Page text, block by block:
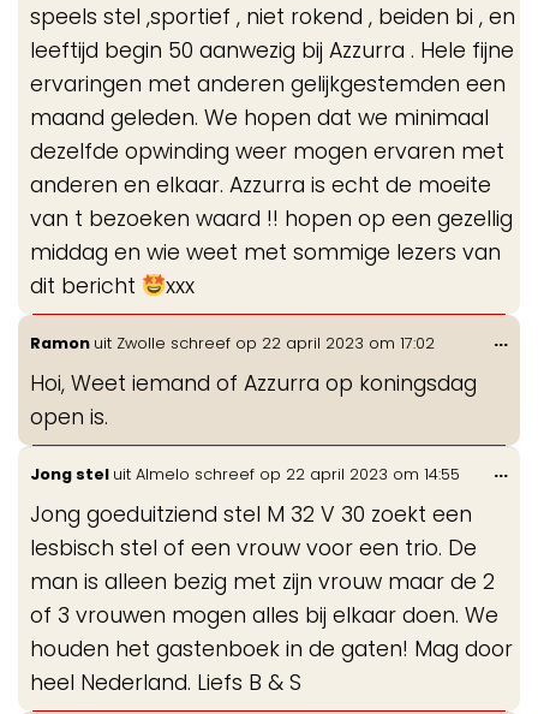
speels stel ,sportief , niet rokend , beiden bi , en
leeftijd begin 50 aanwezig bij Azzurra . Hele fijne
ervaringen met anderen gelijkgestemden een
maand geleden. We hopen dat we minimaal
dezelfde opwinding weer mogen ervaren met
anderen en elkaar. Azzurra is echt de moeite
van t bezoeken waard !! hopen op een gezellig
middag en wie weet met sommige lezers van
dit bericht
xxx
Ramon uit Zwolle schreef op 22 april 2023 om 17:02
Hoi, Weet iemand of Azzurra op koningsdag
open is.
...
Jong stel uit Almelo schreef op 22 april 2023 om 14:55
Jong goeduitziend stel M 32 V 30 zoekt een
lesbisch stel of een vrouw voor een trio. De
man is alleen bezig met zijn vrouw maar de 2
of 3 vrouwen mogen alles bij elkaar doen. We
houden het gastenboek in de gaten! Mag door
heel Nederland. Liefs B & S
...